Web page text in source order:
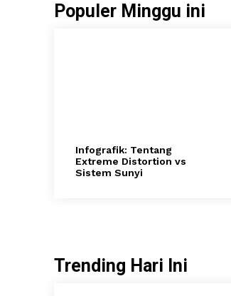
Populer Minggu ini
Infografik: Tentang
Extreme Distortion vs
Sistem Sunyi
Trending Hari Ini